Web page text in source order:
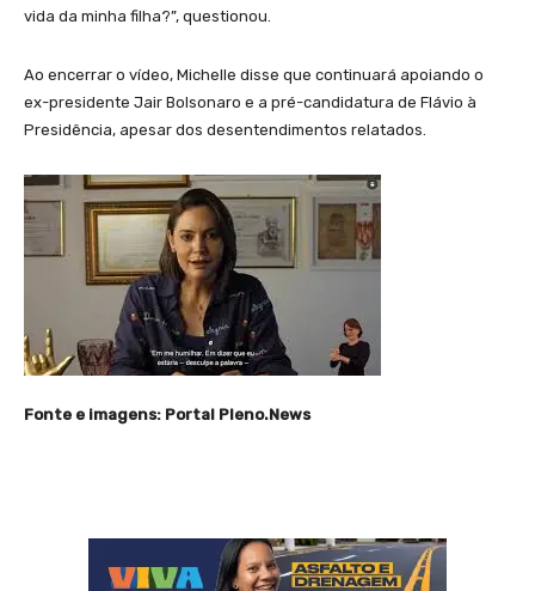
vida da minha filha?”, questionou.
Ao encerrar o vídeo, Michelle disse que continuará apoiando o
ex-presidente Jair Bolsonaro e a pré-candidatura de Flávio à
Presidência, apesar dos desentendimentos relatados.
Fonte e imagens: Portal Pleno.News